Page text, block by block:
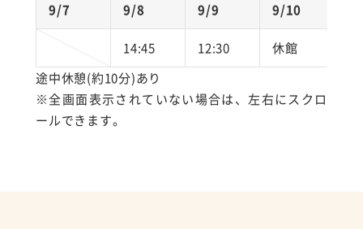
9/7 9/8 9/9 9/10
14:45 12:30 休館
途中休憩(約10分)あり
※全画面表示されていない場合は、左右にスクロ
ールできます。